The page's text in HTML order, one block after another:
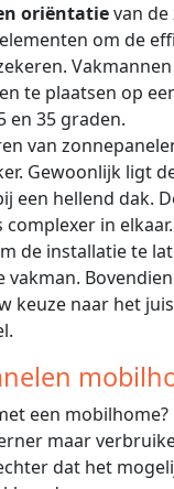
oriëntatievan
om de
te plaatsen op
en 35 graden.
van
Gewoonlijk ligt
een hellend dak.
complexer in
de installatie te
vakman.
keuze naar het
een
maar
dat het